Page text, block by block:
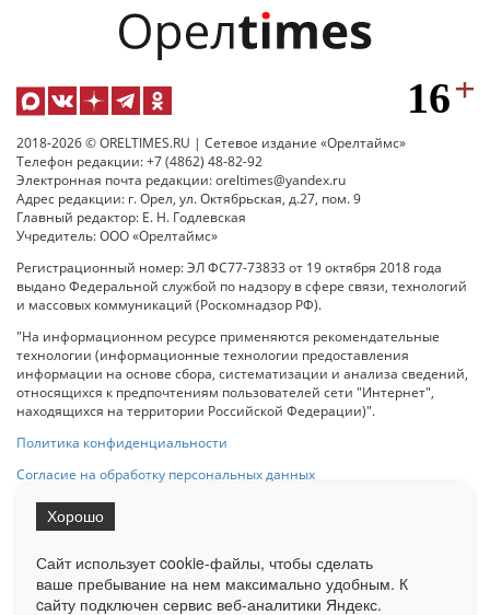
2018-2026 © ORELTIMES.RU | Сетевое издание «Орелтаймс»
Телефон редакции: +7 (4862) 48-82-92
Электронная почта редакции: oreltimes@yandex.ru
Адрес редакции: г. Орел, ул. Октябрьская, д.27, пом. 9
Главный редактор: Е. Н. Годлевская
Учредитель: ООО «Орелтаймс»
Регистрационный номер: ЭЛ ФС77-73833 от 19 октября 2018 года
выдано Федеральной службой по надзору в сфере связи, технологий
и массовых коммуникаций (Роскомнадзор РФ).
"На информационном ресурсе применяются рекомендательные
технологии (информационные технологии предоставления
информации на основе сбора, систематизации и анализа сведений,
относящихся к предпочтениям пользователей сети "Интернет",
находящихся на территории Российской Федерации)".
Политика конфиденциальности
Согласие на обработку персональных данных
на Сетевое издание «ОрелТаймс» обязательна.
Ограниченная статистика посещаемости доступна на сайте
Сайт использует cookie-файлы, чтобы сделать
ваше пребывание на нем максимально удобным. К
cайту подключен сервис веб-аналитики Яндекс.
Хорошо